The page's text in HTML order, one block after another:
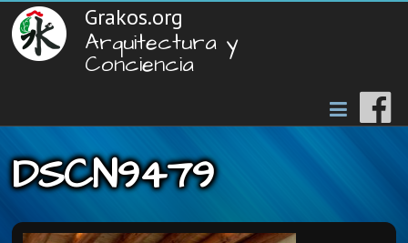
Grakos.org
Arquitectura y
Conciencia
DSCN9479